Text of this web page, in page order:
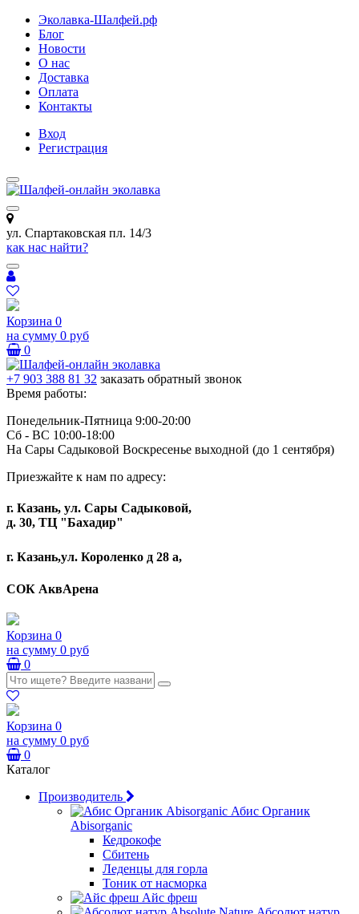
Эколавка-Шалфей.рф
Блог
Новости
О нас
Доставка
Оплата
Контакты
Вход
Регистрация
ул. Спартаковская пл. 14/3
как нас найти?
Корзина 0
на сумму 0 руб
0
+7 903 388 81 32 заказать обратный звонок
Время работы:
Понедельник-Пятница 9:00-20:00
Сб - ВС 10:00-18:00
На Сары Садыковой Воскресенье выходной (до 1 сентября)
Приезжайте к нам по адресу:
г. Казань, ул. Сары Садыковой,
д. 30, ТЦ "Бахадир"
г. Казань,ул. Короленко д 28 а,
СОК АквАрена
Корзина 0
на сумму 0 руб
0
Корзина 0
на сумму 0 руб
0
Каталог
Производитель
Абис Органик
Abisorganic
Кедрокофе
Сбитень
Леденцы для горла
Тоник от насморка
Айс фреш